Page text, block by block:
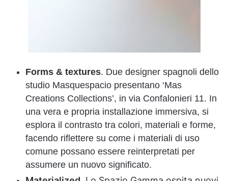
Forms & textures. Due designer spagnoli dello
studio Masquespacio presentano ‘Mas
Creations Collections’, in via Confalonieri 11. In
una vera e propria installazione immersiva, si
esplora il contrasto tra colori, materiali e forme,
facendo riflettere su come i materiali di uso
comune possano essere reinterpretati per
assumere un nuovo significato.